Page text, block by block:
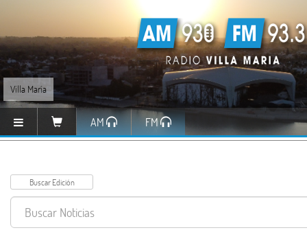
Villa María
AM FM